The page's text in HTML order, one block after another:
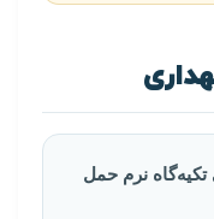
نرم حمل